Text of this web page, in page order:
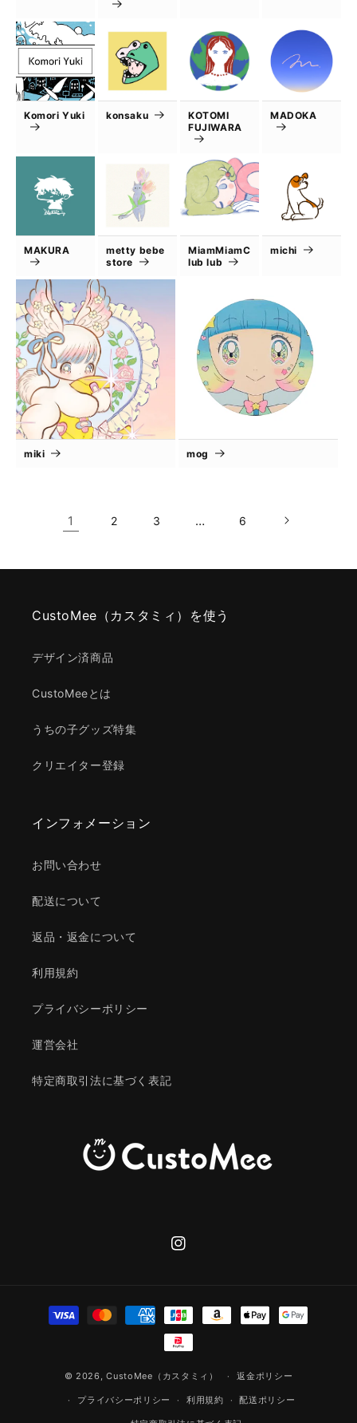
Komori Yuki konsaku
KOTOMI
FUJIWARA
MADOKA
MAKURA
metty bebe
store
MiamMiamC
lub lub
michi
miki mog
1 2 3 … 6
CustoMee（カスタミィ）を使う
デザイン済商品
CustoMeeとは
うちの子グッズ特集
クリエイター登録
インフォメーション
お問い合わせ
配送について
返品・返金について
利用規約
プライバシーポリシー
運営会社
特定商取引法に基づく表記
Instagram
© 2026,CustoMee（カスタミィ） 返金ポリシー
プライバシーポリシー 利用規約 配送ポリシー